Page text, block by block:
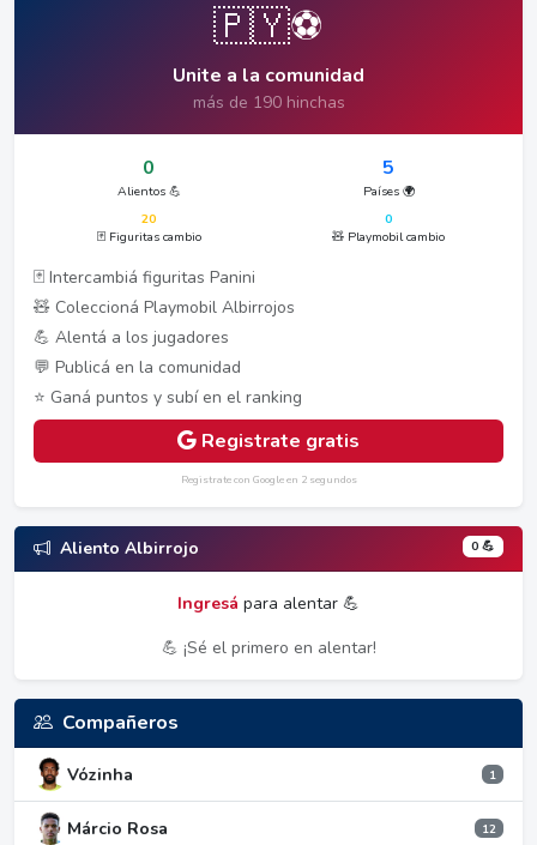
🇵🇾⚽
Unite a la comunidad
más de 190 hinchas
0
Alientos 💪
5
Países 🌍
20
🃏 Figuritas cambio
0
🧸 Playmobil cambio
🃏 Intercambiá figuritas Panini
🧸 Coleccioná Playmobil Albirrojos
💪 Alentá a los jugadores
💬 Publicá en la comunidad
⭐ Ganá puntos y subí en el ranking
Registrate gratis
Registrate con Google en 2 segundos
Aliento Albirrojo 0 💪
Ingresá para alentar 💪
💪 ¡Sé el primero en alentar!
Compañeros
Vózinha 1
Márcio Rosa 12